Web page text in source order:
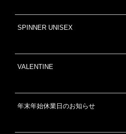
SPINNER UNISEX
VALENTINE
年末年始休業日のお知らせ